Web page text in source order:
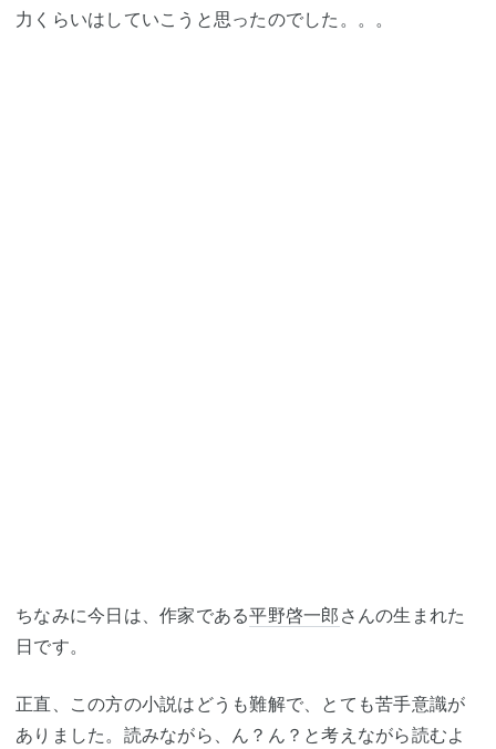
力くらいはしていこうと思ったのでした。。。
ちなみに今日は、作家である平野啓一郎 さんの生まれた
日です。
正直、この方の小説はどうも難解で、とても苦手意識が
ありました。読みながら、ん？ん？と考えながら読むよ